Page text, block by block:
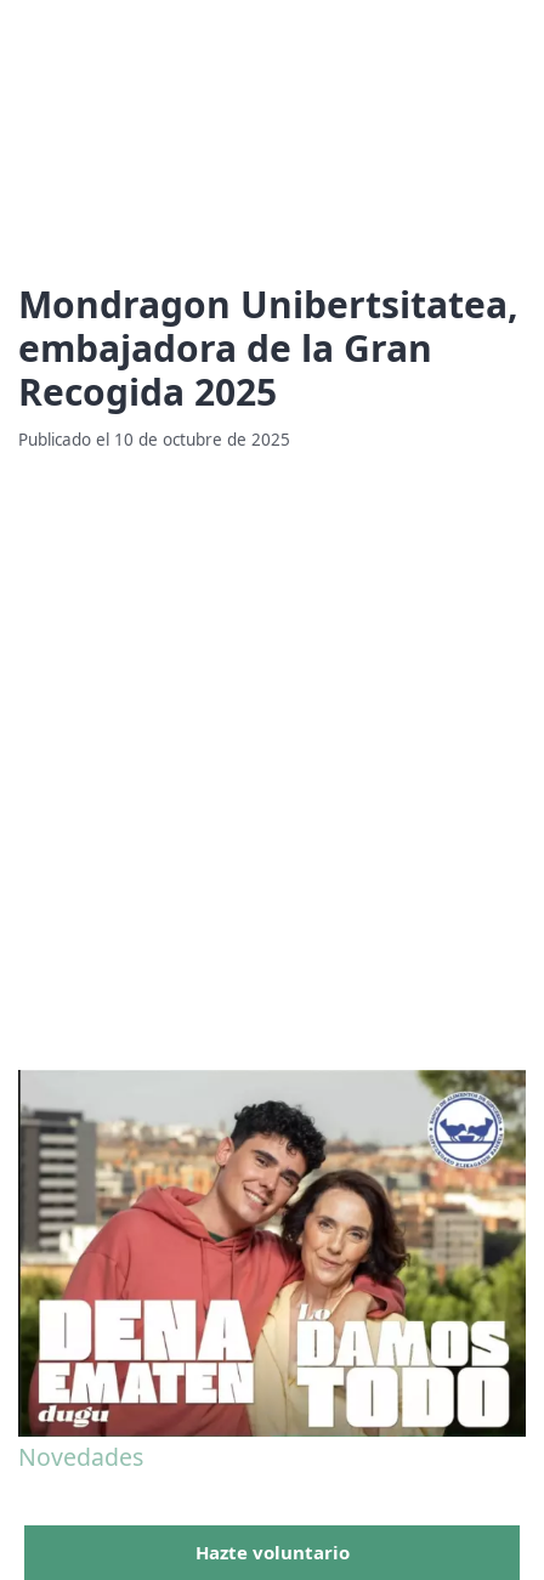
Mondragon Unibertsitatea,
embajadora de la Gran
Recogida 2025
Publicado el 10 de octubre de 2025
Novedades
Hazte voluntario